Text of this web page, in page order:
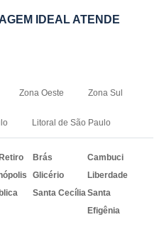
IDEAL ATENDE
Zona Oeste Zona Sul
Litoral de São Paulo
Brás
Cambuci
Glicério
Liberdade
Santa CecíliaSanta
Efigênia